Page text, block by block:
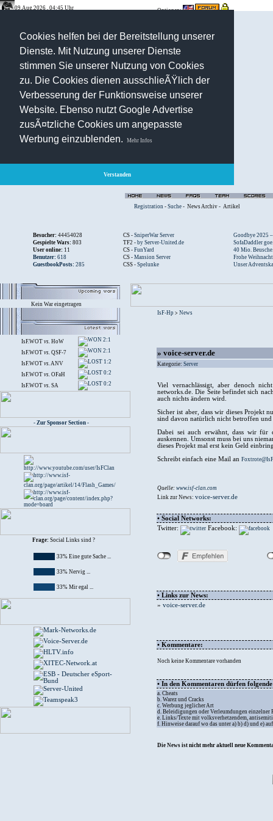
Cookies helfen bei der Bereitstellung unserer
Dienste. Mit Nutzung unserer Dienste
stimmen Sie unserer Nutzung von Cookies
zu. Die Cookies dienen ausschlieÃŸlich der
Verbesserung der Funktionsweise unserer
Website. Ebenso nutzt Google Advertise
zusÃ¤tzliche Cookies um angepasste
Werbung einzublenden.
Mehr Infos
Verstanden
09.Aug.2026 , 04:45 Uhr Optionen:
Registration - Suche - News Archiv - Artikel
Besucher: 44454028 CS - SniperWar Server
Goodbye 2025 –
Gespielte Wars: 803 TF2 - by Server-United.de
SofaDaddler
User online: 11 CS - FunYard
40 Mio.
Benutzer: 618 CS - Mansion Server
Frohe
GuestbookPosts: 285 CSS - Spelunke Unser
Kein War eingetragen
IsF.WOT vs. HoW 2:1
IsF.WOT vs. QSF-7 2:1
IsF.WOT vs.ANV 1:2
IsF.WOT vs. OFaH 0:2
IsF.WOT vs. SA 0:2
- Zur Sponsor Section -
Frage: Social Links sind ?
33% Eine gute Sache ...
33% Nervig ...
33% Mir egal ...
IsF-Hp > News
» voice-server.de
Kategorie: Server
Viel vernachlässigt, aber denoch
networks.de. Die Seite befindet sich
auch nichts ändern wird.
Sicher ist aber, dass wir dieses Projekt
sind davon natürlich nicht betroffen und
Dabei sei auch erwähnt, dass wir für
auskennen. Umsonst muss bei uns
dieses Projekt mal erst kein Geld
Schreibt einfach eine Mail an
Quelle: www.isf-clan.com
Link zur News: voice-server.de
• Social Networks:
Twitter:
Facebook:
• Links zur News:
» voice-server.de
• Kommentare:
Noch keine Kommentare vorhanden
• In den Kommentaren dürfen
a. Cheats
b. Warez und Cracks
c. Werbung jeglicher Art
d. Beleidigungen oder Verleumdungen einzelner
e. Links/Texte mit volksverhetzendem,
f. Hinweise darauf wo das unter a) b) d) und e)
Die News ist nicht mehr aktuell neue